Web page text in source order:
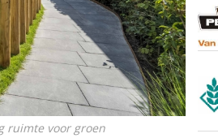
ruimte voor groen